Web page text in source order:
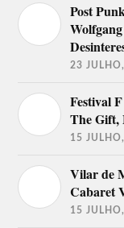
Post
23
Festival
The Gift,
15
Vilar de
Cabaret
15